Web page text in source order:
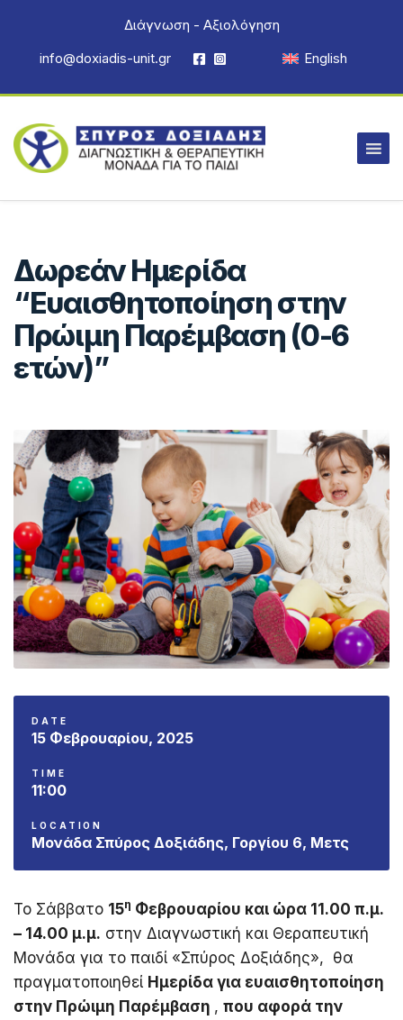
Διάγνωση - Αξιολόγηση
info@doxiadis-unit.gr
English
Δωρεάν Ημερίδα
“Ευαισθητοποίηση στην
Πρώιμη Παρέμβαση (0-6
ετών)”
DATE
15 Φεβρουαρίου, 2025
TIME
11:00
LOCATION
Μονάδα Σπύρος Δοξιάδης, Γοργίου 6, Μετς
Το Σάββατο 15η Φεβρουαρίου και ώρα 11.00 π.μ.
– 14.00 μ.μ. στην Διαγνωστική και Θεραπευτική
Μονάδα για το παιδί «Σπύρος Δοξιάδης», θα
πραγματοποιηθεί Ημερίδα για ευαισθητοποίηση
στην Πρώιμη Παρέμβαση , που αφορά την